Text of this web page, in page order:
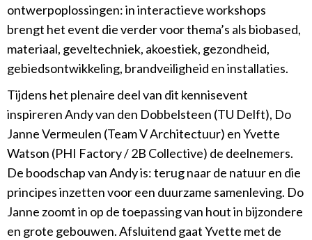
ontwerpoplossingen: in interactieve workshops
brengt het event die verder voor thema’s als biobased,
materiaal, geveltechniek, akoestiek, gezondheid,
gebiedsontwikkeling, brandveiligheid en installaties.
Tijdens het plenaire deel van dit kennisevent
inspireren Andy van den Dobbelsteen (TU Delft), Do
Janne Vermeulen (Team V Architectuur) en Yvette
Watson (PHI Factory / 2B Collective) de deelnemers.
De boodschap van Andy is: terug naar de natuur en die
principes inzetten voor een duurzame samenleving. Do
Janne zoomt in op de toepassing van hout in bijzondere
en grote gebouwen. Afsluitend gaat Yvette met de